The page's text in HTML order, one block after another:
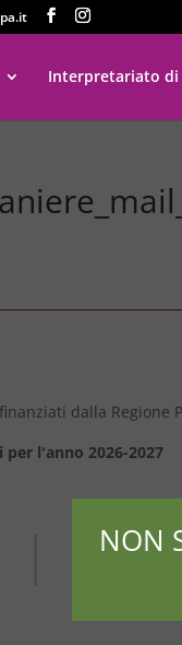
Interpretariato di
dalla Regione
l'anno 2026-2027
NON